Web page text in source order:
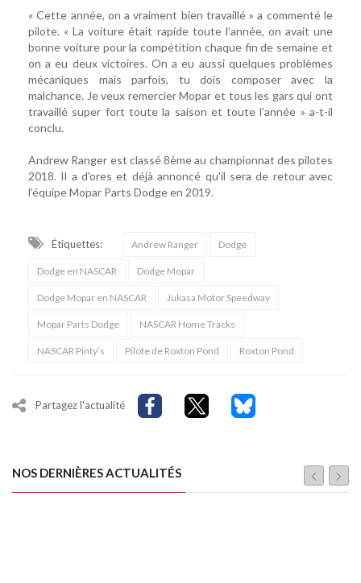
« Cette année, on a vraiment bien travaillé » a commenté le
pilote. « La voiture était rapide toute l’année, on avait une
bonne voiture pour la compétition chaque fin de semaine et
on a eu deux victoires. On a eu aussi quelques problèmes
mécaniques mais parfois, tu dois composer avec la
malchance. Je veux remercier Mopar et tous les gars qui ont
travaillé super fort toute la saison et toute l’année » a-t-il
conclu.
Andrew Ranger est classé 8ème au championnat des pilotes
2018. Il a d'ores et déjà annoncé qu'il sera de retour avec
l’équipe Mopar Parts Dodge en 2019.
Étiquettes: Andrew Ranger Dodge
Dodge en NASCAR Dodge Mopar
Dodge Mopar en NASCAR Jukasa Motor Speedway
Mopar Parts Dodge NASCAR Home Tracks
NASCAR Pinty’s Pilote de Roxton Pond Roxton Pond
Partagez l'actualité
NOS DERNIÈRES ACTUALITÉS